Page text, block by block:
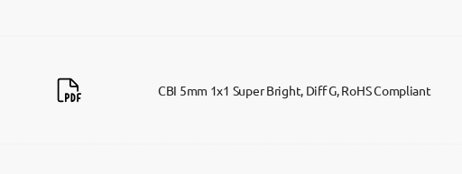
CBI 5mm 1x1 Super Bright, Diff G, RoHS Compliant